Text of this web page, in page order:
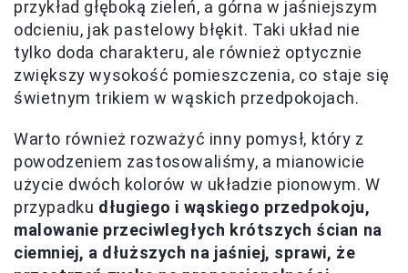
przykład głęboką zieleń, a górna w jaśniejszym
odcieniu, jak pastelowy błękit. Taki układ nie
tylko doda charakteru, ale również optycznie
zwiększy wysokość pomieszczenia, co staje się
świetnym trikiem w wąskich przedpokojach.
Warto również rozważyć inny pomysł, który z
powodzeniem zastosowaliśmy, a mianowicie
użycie dwóch kolorów w układzie pionowym. W
przypadku długiego i wąskiego przedpokoju,
malowanie przeciwległych krótszych ścian na
ciemniej, a dłuższych na jaśniej, sprawi, że